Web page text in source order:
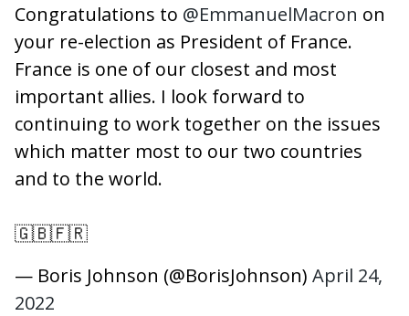
Congratulations to @EmmanuelMacron on
your re-election as President of France.
France is one of our closest and most
important allies. I look forward to
continuing to work together on the issues
which matter most to our two countries
and to the world.
🇬🇧🇫🇷
— Boris Johnson (@BorisJohnson) April 24,
2022